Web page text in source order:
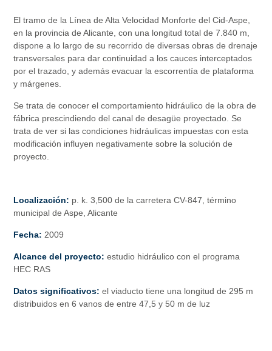
El tramo de la Línea de Alta Velocidad Monforte del Cid-Aspe,
en la provincia de Alicante, con una longitud total de 7.840 m,
dispone a lo largo de su recorrido de diversas obras de drenaje
transversales para dar continuidad a los cauces interceptados
por el trazado, y además evacuar la escorrentía de plataforma
y márgenes.
Se trata de conocer el comportamiento hidráulico de la obra de
fábrica prescindiendo del canal de desagüe proyectado. Se
trata de ver si las condiciones hidráulicas impuestas con esta
modificación influyen negativamente sobre la solución de
proyecto.
Localización: p. k. 3,500 de la carretera CV-847, término
municipal de Aspe, Alicante
Fecha: 2009
Alcance del proyecto: estudio hidráulico con el programa
HEC RAS
Datos significativos: el viaducto tiene una longitud de 295 m
distribuidos en 6 vanos de entre 47,5 y 50 m de luz